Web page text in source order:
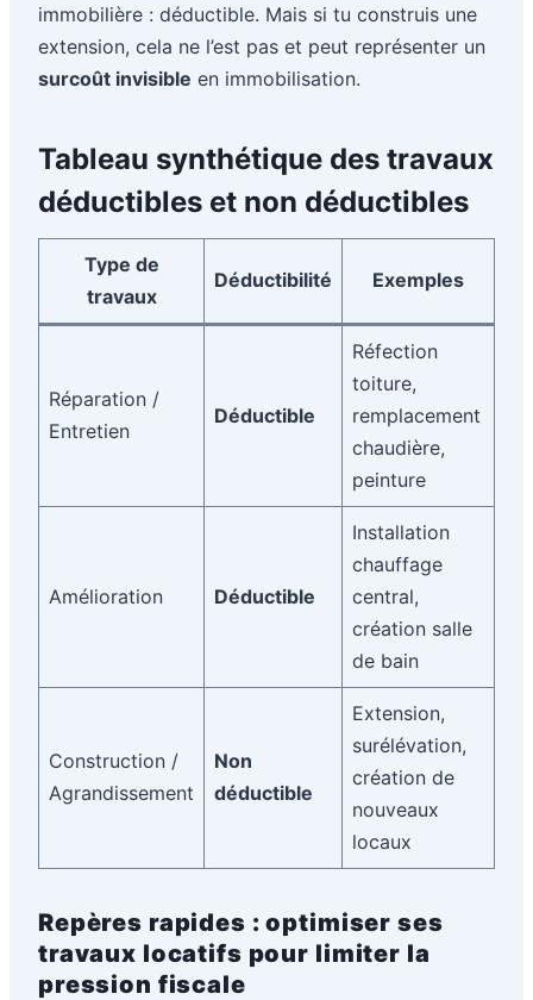
immobilière : déductible. Mais si tu construis une
extension, cela ne l’est pas et peut représenter un
surcoût invisible en immobilisation.
Tableau synthétique des travaux
déductibles et non déductibles
Type de
travaux
Déductibilité Exemples
Réparation /
Entretien
Déductible
Réfection
toiture,
remplacement
chaudière,
peinture
Amélioration Déductible
Installation
chauffage
central,
création salle
de bain
Construction /
Agrandissement
Non
déductible
Extension,
surélévation,
création de
nouveaux
locaux
Repères rapides : optimiser ses
travaux locatifs pour limiter la
pression fiscale